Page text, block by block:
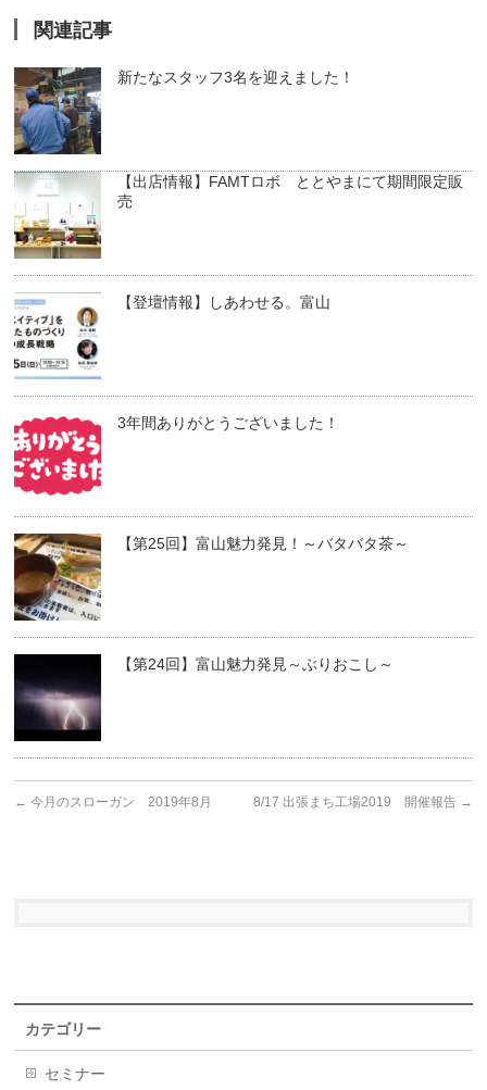
関連記事
新たなスタッフ3名を迎えました！
【出店情報】FAMTロボ ととやまにて期間限定販
売
【登壇情報】しあわせる。富山
3年間ありがとうございました！
【第25回】富山魅力発見！～バタバタ茶～
【第24回】富山魅力発見～ぶりおこし～
← 今月のスローガン 2019年8月 8/17 出張まち工場2019 開催報告 →
カテゴリー
セミナー